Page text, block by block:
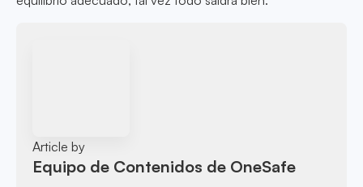
Article by
Equipo de Contenidos de OneSafe